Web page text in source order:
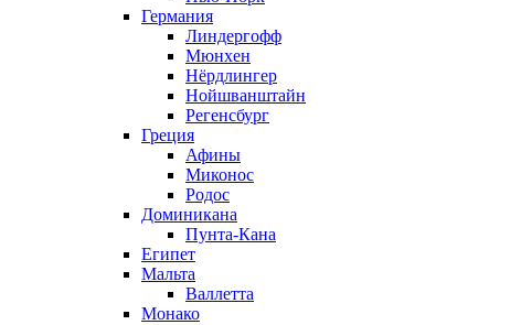
Германия
Линдергофф
Мюнхен
Нёрдлингер
Нойшванштайн
Регенсбург
Греция
Афины
Миконос
Родос
Доминикана
Пунта-Кана
Египет
Мальта
Валлетта
Монако